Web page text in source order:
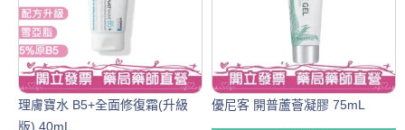
理膚寶水 B5+全面修復霜(升級
版) 40mL
優尼客 開普蘆薈凝膠 75mL